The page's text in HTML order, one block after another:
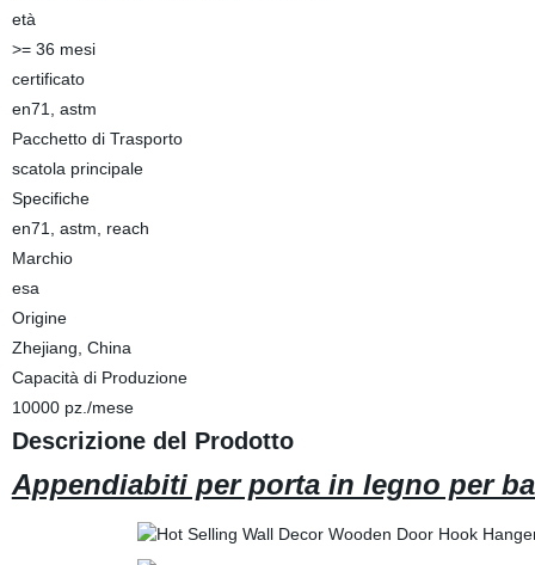
età
>= 36 mesi
certificato
en71, astm
Pacchetto di Trasporto
scatola principale
Specifiche
en71, astm, reach
Marchio
esa
Origine
Zhejiang, China
Capacità di Produzione
10000 pz./mese
Descrizione del Prodotto
Appendiabiti per porta in legno per